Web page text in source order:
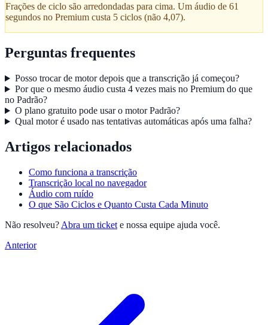
Frações de ciclo são arredondadas para cima. Um áudio de 61
segundos no Premium custa 5 ciclos (não 4,07).
Perguntas frequentes
Posso trocar de motor depois que a transcrição já começou?
Por que o mesmo áudio custa 4 vezes mais no Premium do que
no Padrão?
O plano gratuito pode usar o motor Padrão?
Qual motor é usado nas tentativas automáticas após uma falha?
Artigos relacionados
Como funciona a transcrição
Transcrição local no navegador
Áudio com ruído
O que São Ciclos e Quanto Custa Cada Minuto
Não resolveu? Abra um ticket e nossa equipe ajuda você.
Anterior